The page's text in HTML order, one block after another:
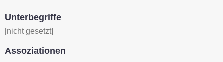
Unterbegriffe
[nicht gesetzt]
Assoziationen